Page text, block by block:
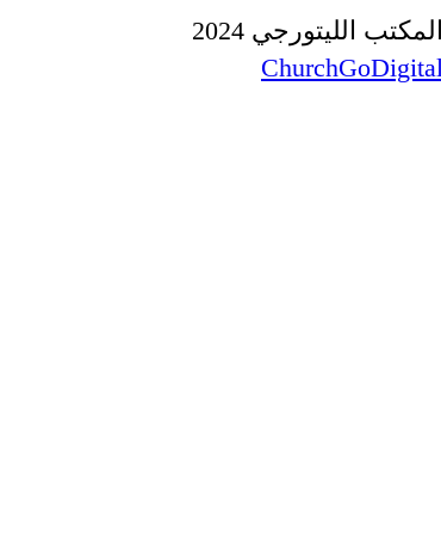
الليتورجي 2024